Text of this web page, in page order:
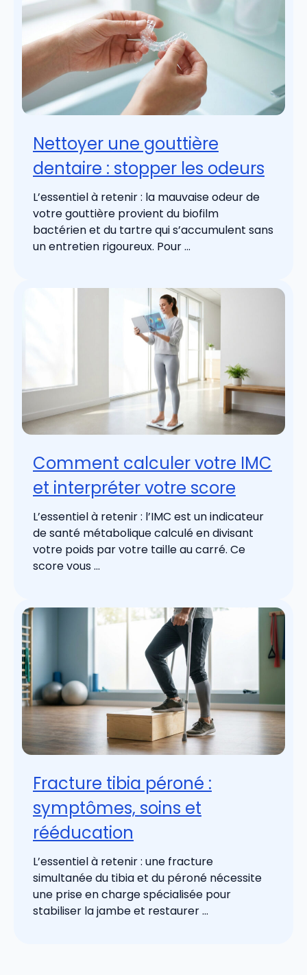
Nettoyer une gouttière
dentaire : stopper les odeurs
L’essentiel à retenir : la mauvaise odeur de
votre gouttière provient du biofilm
bactérien et du tartre qui s’accumulent sans
un entretien rigoureux. Pour ...
Comment calculer votre IMC
et interpréter votre score
L’essentiel à retenir : l’IMC est un indicateur
de santé métabolique calculé en divisant
votre poids par votre taille au carré. Ce
score vous ...
Fracture tibia péroné :
symptômes, soins et
rééducation
L’essentiel à retenir : une fracture
simultanée du tibia et du péroné nécessite
une prise en charge spécialisée pour
stabiliser la jambe et restaurer ...